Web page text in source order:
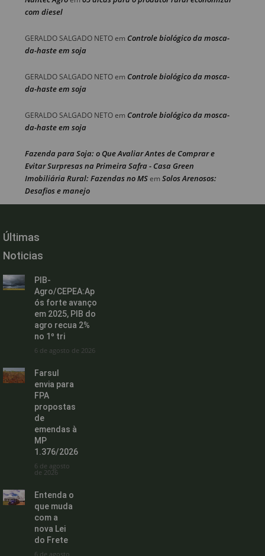
com diesel
GERALDO SALGADO NETOem Controle biológico da mosca-
da-haste em soja
GERALDO SALGADO NETOem Controle biológico da mosca-
da-haste em soja
GERALDO SALGADO NETOem Controle biológico da mosca-
da-haste em soja
Fazenda para Soja: o Que Avaliar Antes de Comprar e
Evitar Surpresas na Primeira Safra - Casa Green
Imobiliária Rural: Fazendas no MSem Solos Arenosos:
Desafios e manejo
Últimas
Noticias
PIB-
Agro/CEPEA:Ap
ós forte avanço
em 2025, PIB do
agro recua 2%
no 1º tri
6 de agosto de 2026
Farsul
envia para
FPA
propostas
de
emendas à
MP
1.376/2026
6 de agosto
de 2026
Entenda o
que muda
com a
nova Lei
do Frete
6 de agosto